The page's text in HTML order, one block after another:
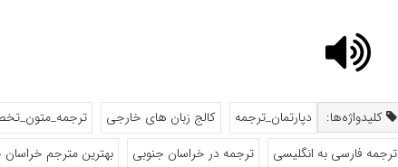
کلیدواژه‌ها: دپارتمان_ترجمه کالج زبان های خارجی
ترجمه فارسی به انگلیسی
ترجمه در خراسان جنوبی بهترین مترجم خراسان